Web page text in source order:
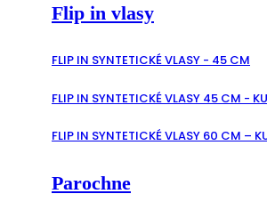
Flip in vlasy
FLIP IN SYNTETICKÉ VLASY - 45 CM
FLIP IN SYNTETICKÉ VLASY 45 CM -
FLIP IN SYNTETICKÉ VLASY 60 CM –
Parochne